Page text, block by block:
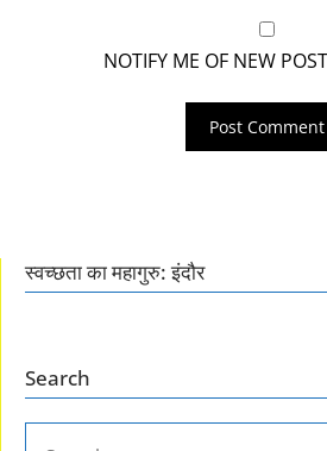
NOTIFY ME OF NEW
स्वच्छता का महागुरु: इंदौर
Search